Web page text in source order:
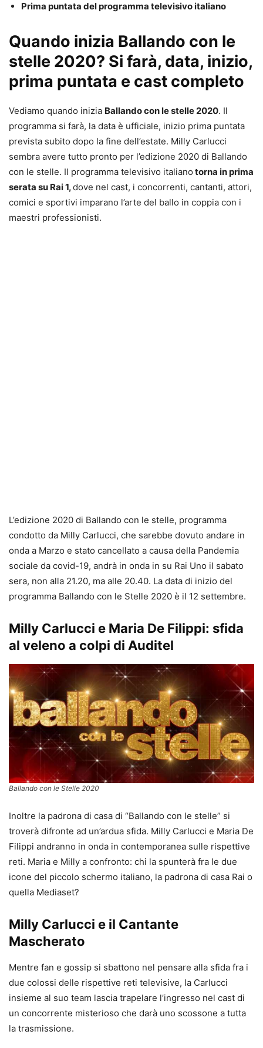
Prima puntata del programma televisivo italiano
Quando inizia Ballando con le
stelle 2020? Si farà, data, inizio,
prima puntata e cast completo
Vediamo quando inizia Ballando con le stelle 2020. Il
programma si farà, la data è ufficiale, inizio prima puntata
prevista subito dopo la fine dell’estate. Milly Carlucci
sembra avere tutto pronto per l’edizione 2020 di Ballando
con le stelle. Il programma televisivo italiano torna in prima
serata su Rai 1,dove nel cast, i concorrenti, cantanti, attori,
comici e sportivi imparano l’arte del ballo in coppia con i
maestri professionisti.
L’edizione 2020 di Ballando con le stelle, programma
condotto da Milly Carlucci, che sarebbe dovuto andare in
onda a Marzo e stato cancellato a causa della Pandemia
sociale da covid-19, andrà in onda in su Rai Uno il sabato
sera, non alla 21.20, ma alle 20.40. La data di inizio del
programma Ballando con le Stelle 2020 è il 12 settembre.
Milly Carlucci e Maria De Filippi: sfida
al veleno a colpi di Auditel
Ballando con le Stelle 2020
Inoltre la padrona di casa di “Ballando con le stelle” si
troverà difronte ad un’ardua sfida. Milly Carlucci e Maria De
Filippi andranno in onda in contemporanea sulle rispettive
reti. Maria e Milly a confronto: chi la spunterà fra le due
icone del piccolo schermo italiano, la padrona di casa Rai o
quella Mediaset?
Milly Carlucci e il Cantante
Mascherato
Mentre fan e gossip si sbattono nel pensare alla sfida fra i
due colossi delle rispettive reti televisive, la Carlucci
insieme al suo team lascia trapelare l’ingresso nel cast di
un concorrente misterioso che darà uno scossone a tutta
la trasmissione.